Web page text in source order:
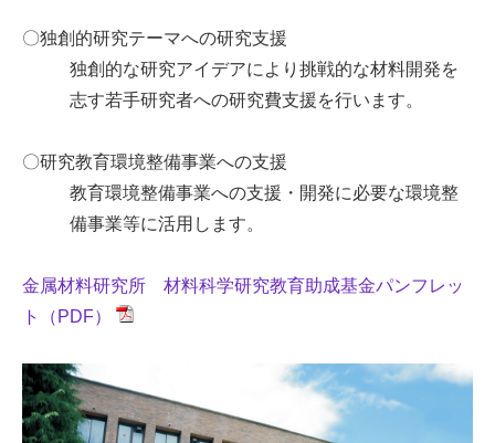
〇独創的研究テーマへの研究支援
独創的な研究アイデアにより挑戦的な材料開発を
志す若手研究者への研究費支援を行います。
〇研究教育環境整備事業への支援
教育環境整備事業への支援・開発に必要な環境整
備事業等に活用します。
金属材料研究所 材料科学研究教育助成基金パンフレッ
ト（PDF）